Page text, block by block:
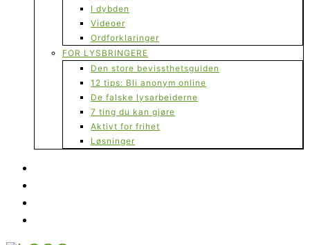
I dybden
Videoer
Ordforklaringer
FOR LYSBRINGERE
Den store bevissthetsguiden
12 tips: Bli anonym online
De falske lysarbeiderne
7 ting du kan gjøre
Aktivt for frihet
Løsninger